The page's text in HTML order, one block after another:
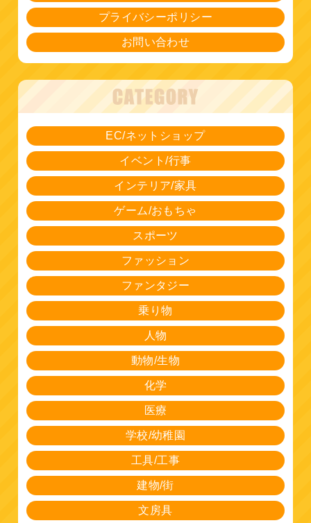
プライバシーポリシー
お問い合わせ
EC/ネットショップ
イベント/行事
インテリア/家具
ゲーム/おもちゃ
スポーツ
ファッション
ファンタジー
乗り物
人物
動物/生物
化学
医療
学校/幼稚園
工具/工事
建物/街
文房具